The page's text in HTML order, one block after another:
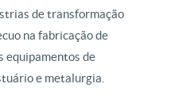
de transformação
na fabricação de
equipamentos de
e metalurgia.